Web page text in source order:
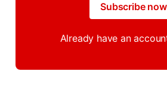
Subscribe now
Already have an